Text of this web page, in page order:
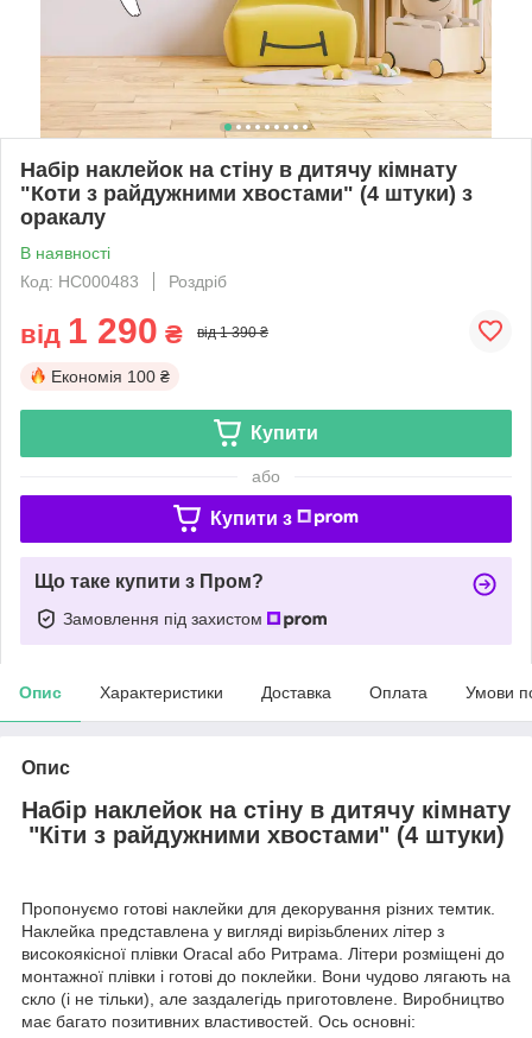
Набір наклейок на стіну в дитячу кімнату
"Коти з райдужними хвостами" (4 штуки) з
оракалу
В наявності
Код: НС000483
Роздріб
від 1 290 ₴ від 1 390 ₴
Економія 100 ₴
Купити
або
Купити з
Що таке купити з Пром?
Замовлення під захистом
Опис Характеристики Доставка Оплата Умови
Опис
Набір наклейок на стіну в дитячу кімнату
"Кіти з райдужними хвостами" (4 штуки)
Пропонуємо готові наклейки для декорування різних темтик.
Наклейка представлена у вигляді вирізьблених літер з
високоякісної плівки Oracal або Ритрама. Літери розміщені до
монтажної плівки і готові до поклейки. Вони чудово лягають на
скло (і не тільки), але заздалегідь приготовлене. Виробництво
має багато позитивних властивостей. Ось основні: